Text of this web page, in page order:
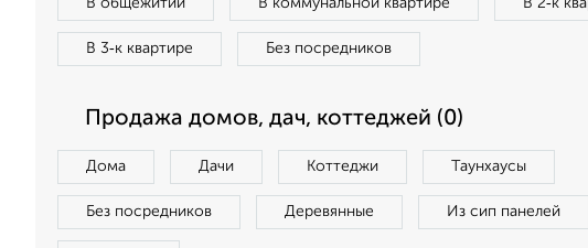
В общежитии В коммунальной квартире В 2‑к
В 3‑к квартире Без посредников
Продажа домов, дач, коттеджей (0)
Дома Дачи Коттеджи Таунхаусы
Без посредников Деревянные Из сип панелей